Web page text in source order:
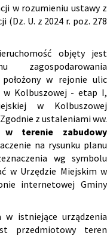
w rozumieniu ustawy z
(Dz. U. z 2024 r. poz. 278
objęty jest
zagospodarowania
w rejonie ulic
Kolbuszowej - etap I,
w Kolbuszowej
z ustaleniami ww.
w terenie zabudowy
na rysunku planu
wg symbolu
w Urzędzie Miejskim w
internetowej Gminy
w istniejące urządzenia
przedmiotowy teren